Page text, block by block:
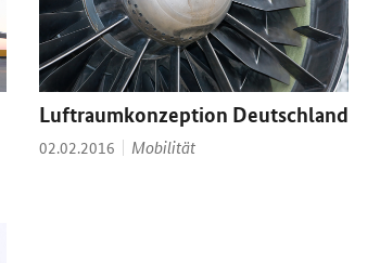
Luftraumkonzeption Deutschland
Datum:
02.02.2016 Thema:
Mobilität